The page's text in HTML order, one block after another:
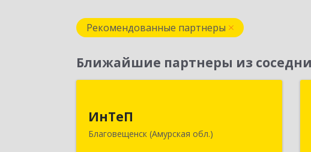
Рекомендованные партнеры
Ближайшие партнеры из
ИнТеП
Благовещенск (Амурская обл.)
г, Горького ул, дом № 172/1